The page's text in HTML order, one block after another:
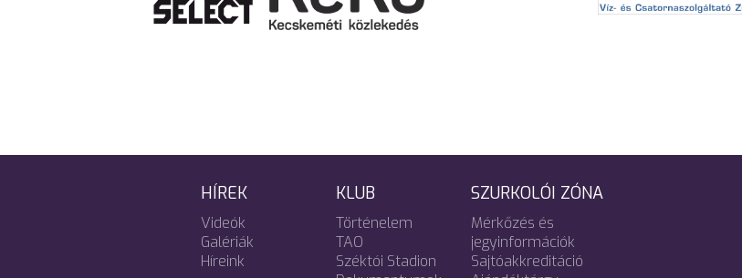
HÍREK
Videók
Galériák
Híreink
KLUB
Történelem
TAO
Széktói Stadion
SZURKOLÓI ZÓNA
Mérkőzés és
jegyinformációk
Sajtóakkreditáció